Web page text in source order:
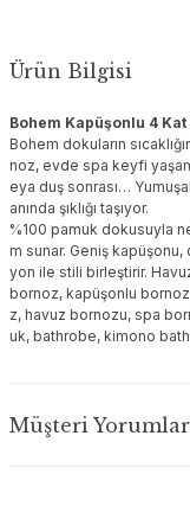
Ürün Bilgisi
Bohem Kapüşonlu 4
Bohem dokuların
noz, evde spa keyfi
eya duş sonrası…
anında şıklığı taşıyor.
%100 pamuk dokusuyla
m sunar. Geniş
yon ile stili birleştirir.
bornoz, kapüşonlu
z, havuz bornozu, spa
uk, bathrobe, kimono
Müşteri